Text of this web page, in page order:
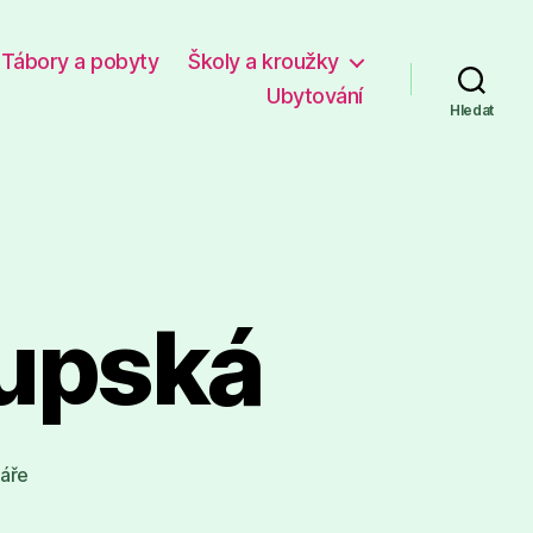
Tábory a pobyty
Školy a kroužky
Ubytování
Hledat